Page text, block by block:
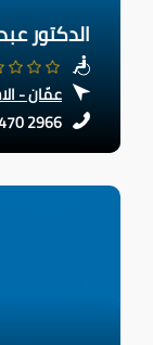
الدكتور
عمّان -
2966